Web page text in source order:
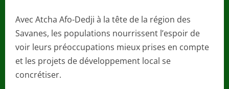
Avec Atcha Afo-Dedji à la tête de la région des
Savanes, les populations nourrissent l’espoir de
voir leurs préoccupations mieux prises en compte
et les projets de développement local se
concrétiser.